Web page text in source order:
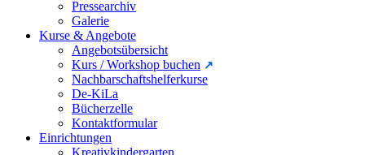
Pressearchiv
Galerie
Kurse & Angebote
Angebotsübersicht
Kurs / Workshop buchen
Nachbarschaftshelferkurse
De-KiLa
Bücherzelle
Kontaktformular
Einrichtungen
Kreativkindergarten